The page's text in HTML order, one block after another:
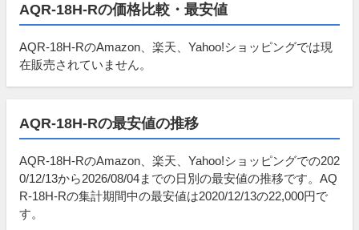
AQR-18H-Rの価格比較・最安値
AQR-18H-RのAmazon、楽天、Yahoo!ショッピングでは現
在販売されていません。
AQR-18H-Rの最安値の推移
AQR-18H-RのAmazon、楽天、Yahoo!ショッピングでの202
0/12/13から2026/08/04までの日別の最安値の推移です。AQ
R-18H-Rの集計期間中の最安値は2020/12/13の22,000円で
す。